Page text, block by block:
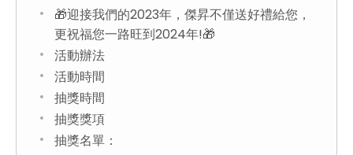
🎁迎接我們的2023年，傑昇不僅送好禮給您，
更祝福您一路旺到2024年!🎁
活動辦法
活動時間
抽獎時間
抽獎獎項
抽獎名單：